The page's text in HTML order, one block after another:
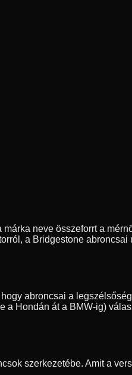
neve összeforrt a
a Bridgestone
abroncsai a
a Hondán át a BMW-ig)
szerkezetébe. Amit a